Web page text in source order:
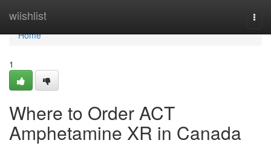
wiishlist
Home
Home
1
Where to Order ACT
Amphetamine XR in Canada